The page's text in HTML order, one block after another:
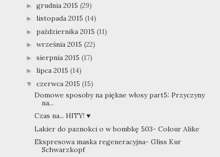
► grudnia 2015 (29)
► listopada 2015 (14)
► października 2015 (11)
► września 2015 (22)
► sierpnia 2015 (17)
► lipca 2015 (14)
▼ czerwca 2015 (15)
Domowe sposoby na piękne włosy part5: Przyczyny
na...
Czas na... HITY! ♥
Lakier do paznokci o w bombkę 503- Colour Alike
Ekspresowa maska regeneracyjna- Gliss Kur
Schwarzkopf